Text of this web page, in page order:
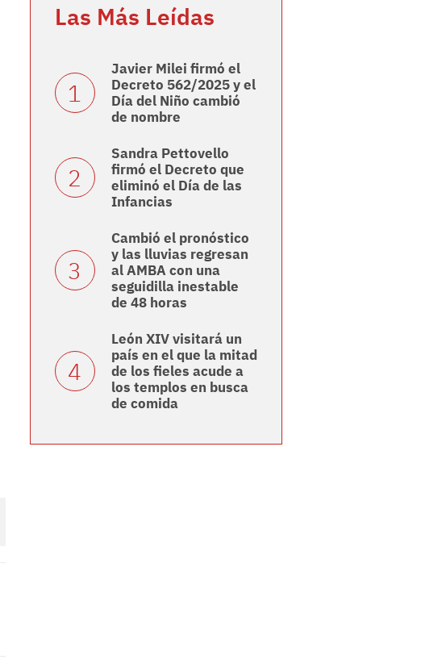
Las Más Leídas
Javier Milei firmó el
Decreto 562/2025 y el
Día del Niño cambió
de nombre
Sandra Pettovello
firmó el Decreto que
eliminó el Día de las
Infancias
Cambió el pronóstico
y las lluvias regresan
al AMBA con una
seguidilla inestable
de 48 horas
León XIV visitará un
país en el que la mitad
de los fieles acude a
los templos en busca
de comida